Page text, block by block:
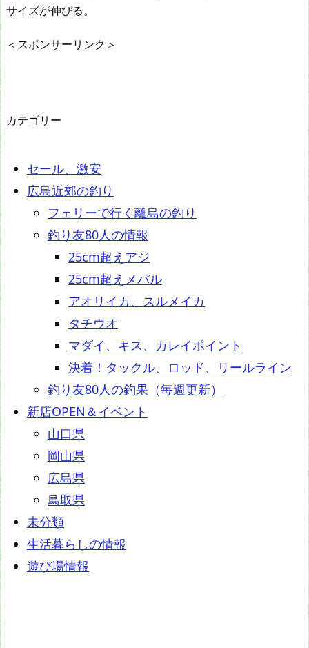
サイズが伸びる。
＜スポンサーリンク＞
カテゴリー
セール、激安
広島近郊の釣り
フェリーで行く離島の釣り
釣り友80人の情報
25cm超えアジ
25cm超えメバル
アオリイカ、スルメイカ
タチウオ
マダイ、キス、カレイポイント
決着！タックル、ロッド、リールライン
釣り友80人の釣果（毎週更新）
新店OPEN＆イベント
山口県
岡山県
広島県
鳥取県
未分類
生活暮らしの情報
遊び場情報